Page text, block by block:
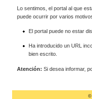
Lo sentimos, el portal al que
puede ocurrir por varios
El portal puede no estar
Ha introducido un URL
bien escrito.
Atención: Si desea informar,
©